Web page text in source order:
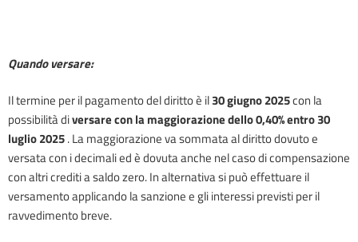
Quando versare:
Il termine per il pagamento del diritto è il30 giugno 2025con la
possibilità diversare con la maggiorazione dello 0,40% entro30
luglio2025. La maggiorazione va sommata al diritto dovuto e
versata con i decimali ed è dovuta anche nel caso di compensazione
con altri crediti a saldo zero. In alternativa si può effettuare il
versamento applicando la sanzione e gli interessi previsti per il
ravvedimento breve.